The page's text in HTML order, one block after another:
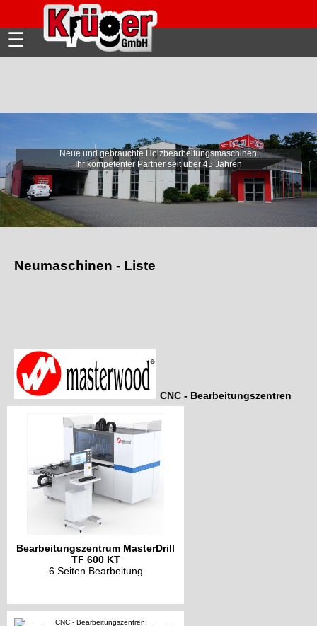
☰
Neue und gebrauchte Holzbearbeitungsmaschinen
Ihr kompetenter Partner seit über 45 Jahren
Neumaschinen - Liste
CNC - Bearbeitungszentren
Bearbeitungszentrum MasterDrill
TF 600 KT
6 Seiten Bearbeitung